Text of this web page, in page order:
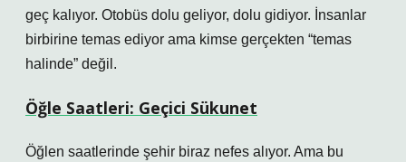
geç kalıyor. Otobüs dolu geliyor, dolu gidiyor. İnsanlar
birbirine temas ediyor ama kimse gerçekten “temas
halinde” değil.
Öğle Saatleri: Geçici Sükunet
Öğlen saatlerinde şehir biraz nefes alıyor. Ama bu